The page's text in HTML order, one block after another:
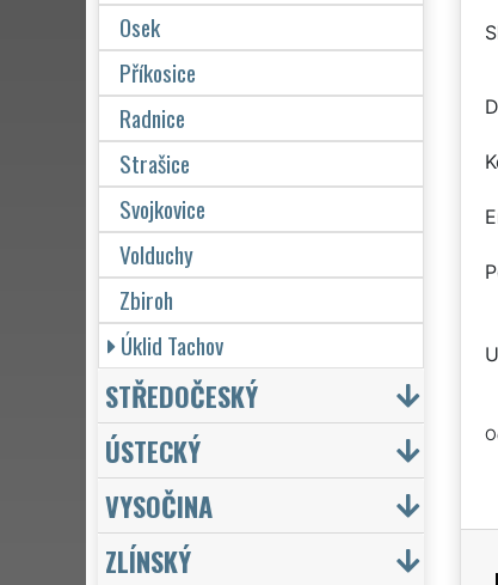
Osek
Příkosice
Radnice
Strašice
Svojkovice
Volduchy
Zbiroh
Úklid Tachov
STŘEDOČESKÝ
ÚSTECKÝ
VYSOČINA
ZLÍNSKÝ